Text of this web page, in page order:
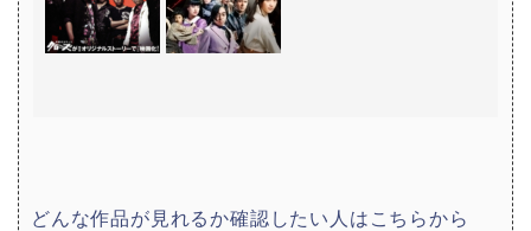
どんな作品が見れるか確認したい人はこちらから